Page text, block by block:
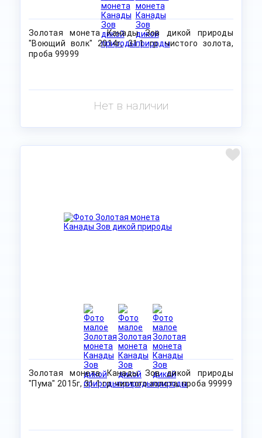
Золотая монета Канады Зов дикой природы
"Воющий волк" 2014г, 31.1 гр. чистого золота,
проба 99999
Нет в наличии
Золотая монета Канады Зов дикой природы
"Пума" 2015г, 31.1 гр. чистого золота, проба 99999